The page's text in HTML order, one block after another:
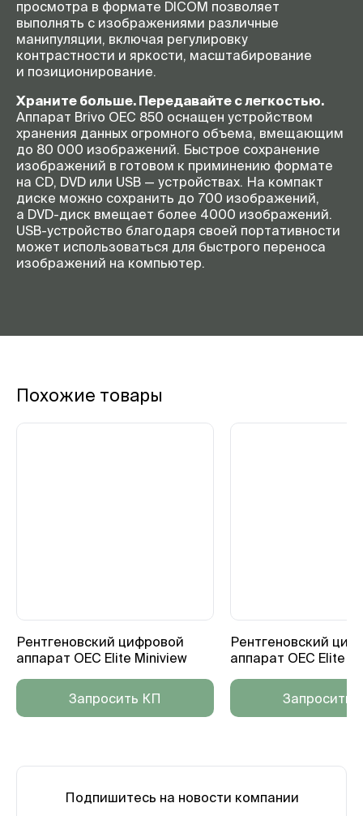
просмотра в формате DICOM позволяет
выполнять с изображениями различные
манипуляции, включая регулировку
контрастности и яркости, масштабирование
и позиционирование.
Храните больше. Передавайте с легкостью.
Аппарат Brivo OEC 850 оснащен устройством
хранения данных огромного объема, вмещающим
до 80 000 изображений. Быстрое сохранение
изображений в готовом к приминению формате
на CD, DVD или USB — устройствах. На компакт
диске можно сохранить до 700 изображений,
а DVD-диск вмещает более 4000 изображений.
USB-устройство благодаря своей портативности
может использоваться для быстрого переноса
изображений на компьютер.
Похожие товары
Рентгеновский цифровой
аппарат OEC Elite Miniview
Запросить КП
Рентгеновский
аппарат OEC Elite
Запросить
Подпишитесь на новости компании